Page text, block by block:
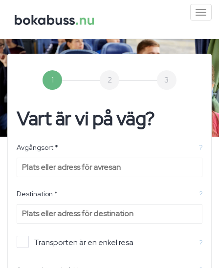
1 2 3
Vart är vi på väg?
Avgångsort * ?
Destination * ?
Transporten är en enkel resa ?